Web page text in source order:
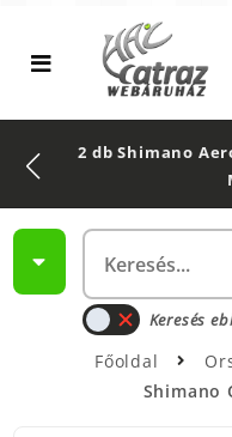
2 db Shimano
Keresés
Főoldal
Shimano